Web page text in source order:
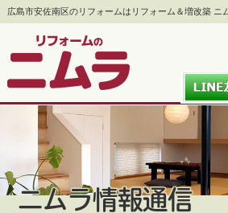
広島市安佐南区のリフォームはリフォーム＆増改築 ニ
ニムラ情報通信